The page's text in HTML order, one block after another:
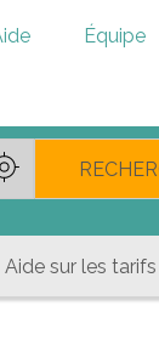
Équipe
Aide sur les tarifs